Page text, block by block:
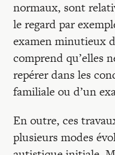
normaux, sont
le regard par
examen minutieux
comprend qu’elles
repérer dans les
familiale ou d’un
En outre, ces
plusieurs modes